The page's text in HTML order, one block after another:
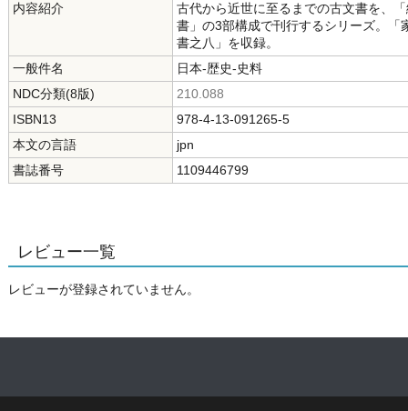
内容紹介
古代から近世に至るまでの古文書を、
書」の3部構成で刊行するシリーズ。
書之八」を収録。
一般件名
日本-歴史-史料
NDC分類(8版)
210.088
ISBN13
978-4-13-091265-5
本文の言語
jpn
書誌番号
1109446799
レビュー一覧
レビューが登録されていません。